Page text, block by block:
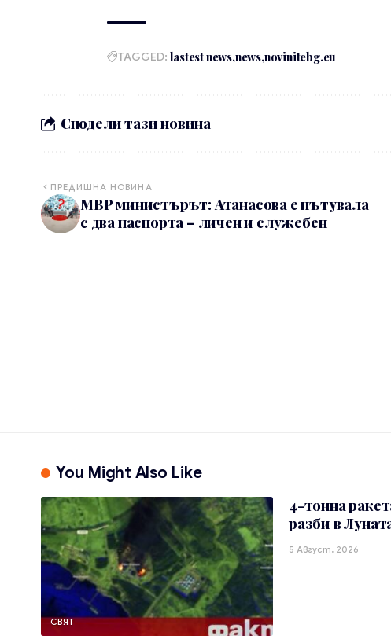
TAGGED: lastest news news novinitebg.eu
Сподели тази новина
ПРЕДИШНА НОВИНА
МВР министърът: Атанасова е пътувала
с два паспорта – личен и служебен
You Might Also Like
СВЯТ
4-тонна
разби в
5 Август, 2026